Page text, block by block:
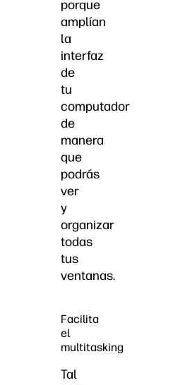
porque
amplían
la
interfaz
de
tu
computador
de
manera
que
podrás
ver
y
organizar
todas
tus
ventanas.
Facilita
el
multitasking
Tal